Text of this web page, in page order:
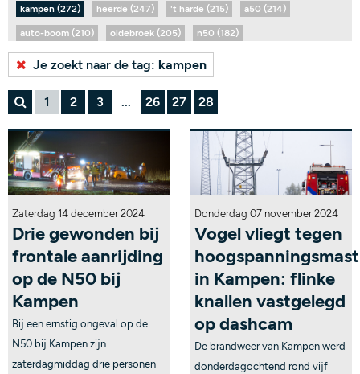
kampen (272) heerde (247) 't harde (215) a50 (214)
auto-boom (210) oldebroek (205) n50 (182)
Bekijk alle tags...
Je zoekt naar de tag: kampen
1 2 3 ... 26 27 28
Zaterdag 14 december 2024
Drie gewonden bij
frontale aanrijding
op de N50 bij
Kampen
Bij een ernstig ongeval op de
N50 bij Kampen zijn
zaterdagmiddag drie personen
Donderdag 07 november 2024
Vogel vliegt tegen
hoogspanningsmast
in Kampen: flinke
knallen vastgelegd
op dashcam
De brandweer van Kampen werd
donderdagochtend rond vijf